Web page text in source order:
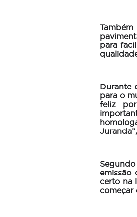
para
Durante
para o
feliz
emissão
certo na
começar